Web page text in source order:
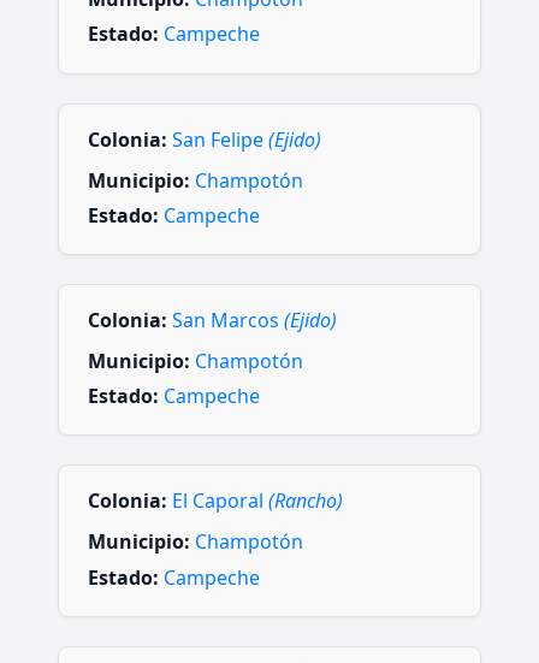
Estado: Campeche
Colonia: San Felipe(Ejido)
Municipio: Champotón
Estado: Campeche
Colonia: San Marcos (Ejido)
Municipio: Champotón
Estado: Campeche
Colonia: El Caporal (Rancho)
Municipio: Champotón
Estado: Campeche